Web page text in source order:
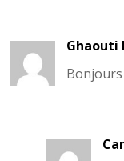
Ghaouti